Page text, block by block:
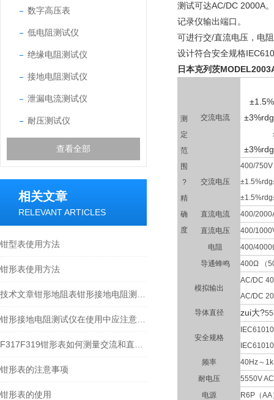
数字高压表
低电阻测试仪
绝缘电阻测试仪
接地电阻测试仪
泄漏电流测试仪
耐压测试仪
查看全部
相关文章
RELEVANT ARTICLES
钳型表使用方法
钳形表使用方法
钳形表的注意事项
钳形表的使用
测试可达AC/DC 2000A。
记录仪输出端口。
可进行交/直流电压，电
设计符合安全规格
日本克列茨
测
定
范
围
?
精
确
度
交流电流
交流电压
400/750V
直流电流
400/
直流电压
400/
电阻
400/
导通蜂鸣
400Ω （
模拟输出
AC/DC
AC/DC
导体直径
zui大?
安全规格
频率
40Hz～
耐电压
5550V
电源
R6P（